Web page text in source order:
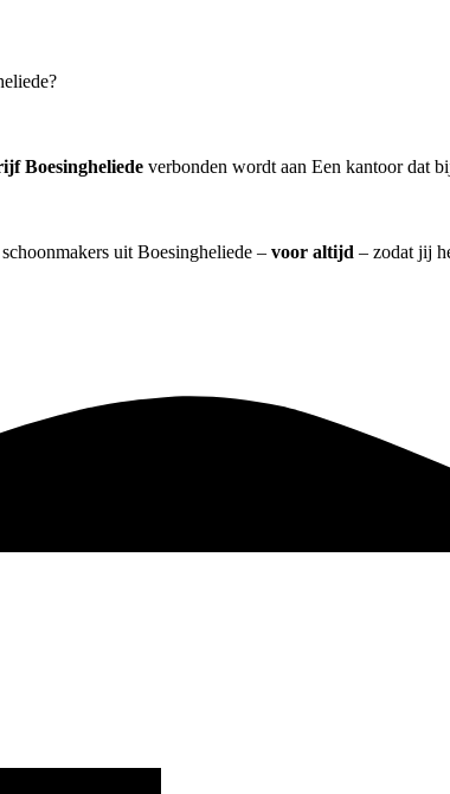
Boesingheliede verbonden wordt aan Een kantoor dat
uit Boesingheliede – voor altijd – zodat jij